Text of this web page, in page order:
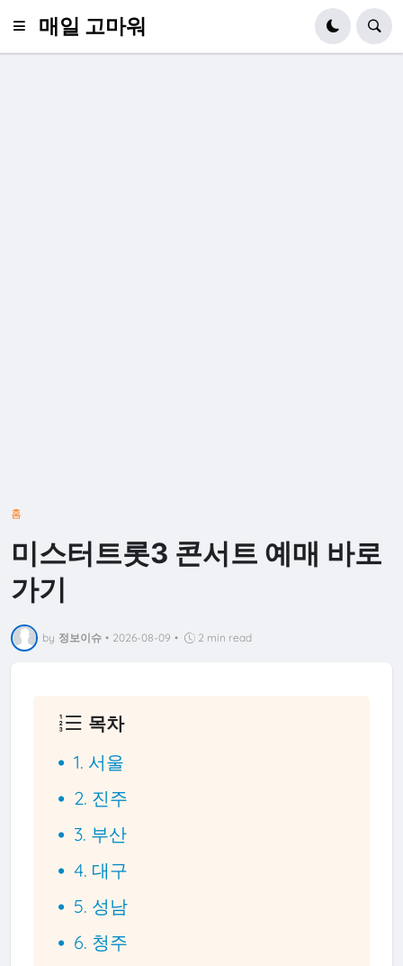
매일 고마워
홈
미스터트롯3 콘서트 예매 바로
가기
by 정보이슈 • 2026-08-09 • 2 min read
목차
1. 서울
2. 진주
3. 부산
4. 대구
5. 성남
6. 청주